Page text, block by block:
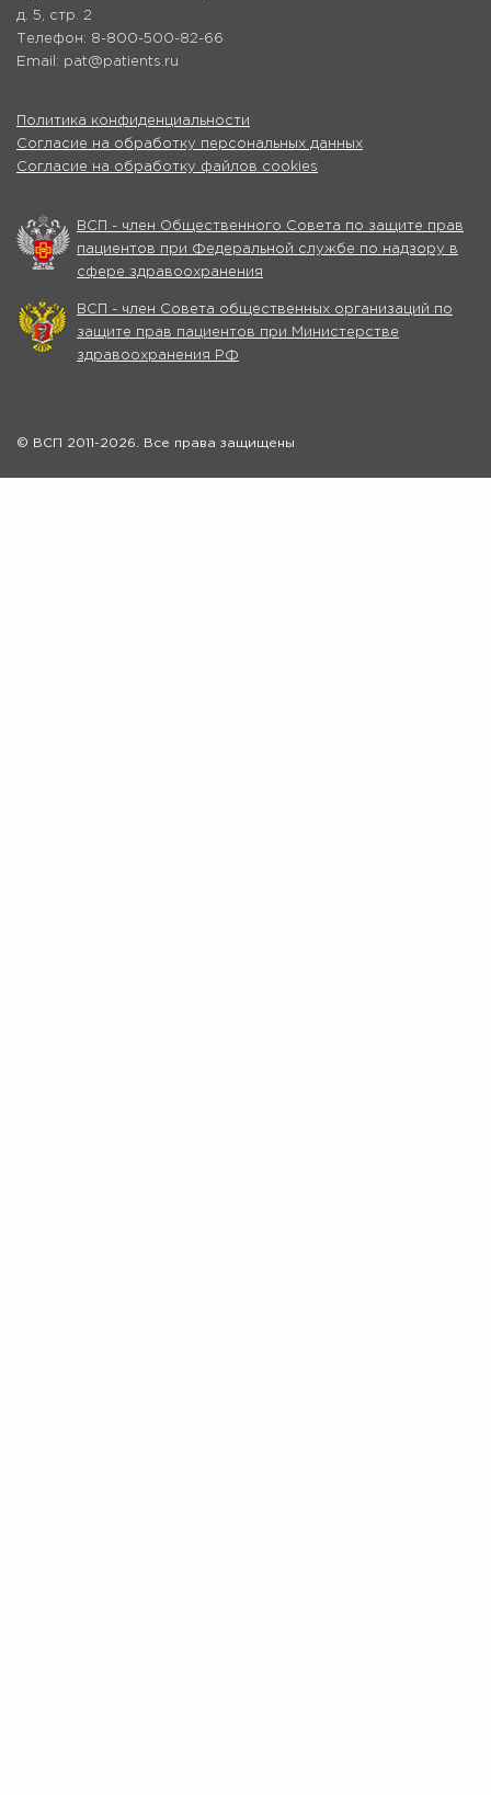
д. 5, стр. 2
Телефон: 8-800-500-82-66
Email: pat@patients.ru
Политика конфиденциальности
Согласие на обработку персональных данных
Согласие на обработку файлов cookies
ВСП - член Общественного Совета по защите прав
пациентов при Федеральной службе по надзору в
сфере здравоохранения
ВСП - член Совета общественных организаций по
защите прав пациентов при Министерстве
здравоохранения РФ
© ВСП 2011-2026. Все права защищены